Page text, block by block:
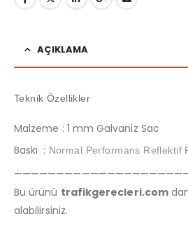
AÇIKLAMA
Teknik Özellikler
Malzeme : 1 mm Galvaniz Sac
Baskı : Normal Performans Reflektif
————————————————————–
Bu ürünü trafikgerecleri.com
alabilirsiniz.